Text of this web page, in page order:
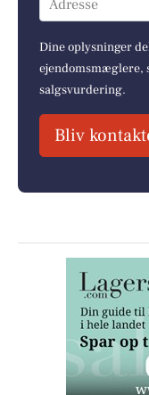
Adresse
Dine oplysninger
ejendomsmæglere,
salgsvurdering.
Bliv